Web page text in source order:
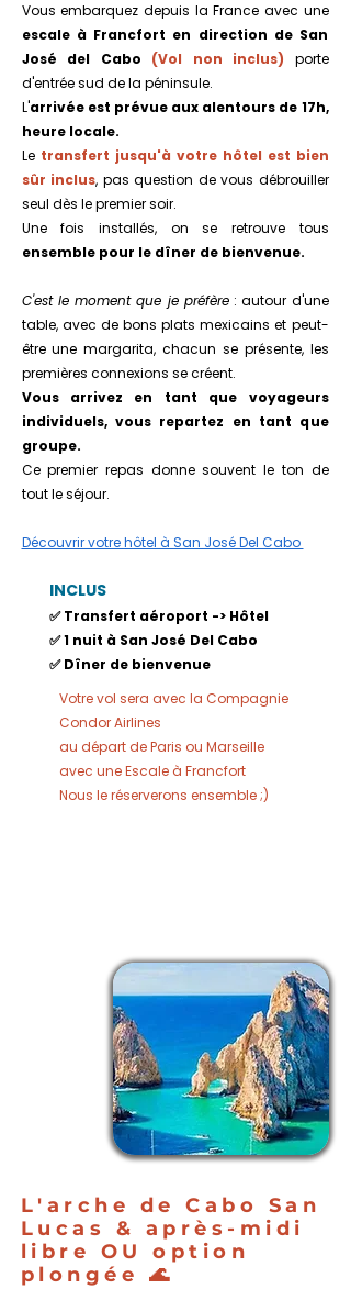
Vous embarquez depuis la France avec une
escale à Francfort en direction de San
José del Cabo (Vol non inclus) porte
d'entrée sud de la péninsule.
L'arrivée est prévue aux alentours de 17h,
heure locale.
Le transfert jusqu'à votre hôtel est bien
sûr inclus, pas question de vous débrouiller
seul dès le premier soir.
Une fois installés, on se retrouve tous
ensemble pour le dîner de bienvenue.
C'est le moment que je préfère: autour d'une
table, avec de bons plats mexicains et peut-
être une margarita, chacun se présente, les
premières connexions se créent.
Vous arrivez en tant que voyageurs
individuels, vous repartez en tant que
groupe.
Ce premier repas donne souvent le ton de
tout le séjour.
Découvrir votre hôtel à San José Del Cabo
INCLUS​
✅ Transfert aéroport -> Hôtel
✅ 1 nuit à San José Del Cabo
✅ Dîner de bienvenue
Votre vol sera avec la Compagnie
Condor Airlines
au départ de Paris ou Marseille
avec une Escale à Francfort
Nous le réserverons ensemble ;)
L'arche de Cabo San
Lucas & après-midi
libre OU option
plongée 🌊